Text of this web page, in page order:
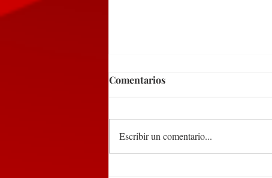
Comentarios
Escribir un comentario...